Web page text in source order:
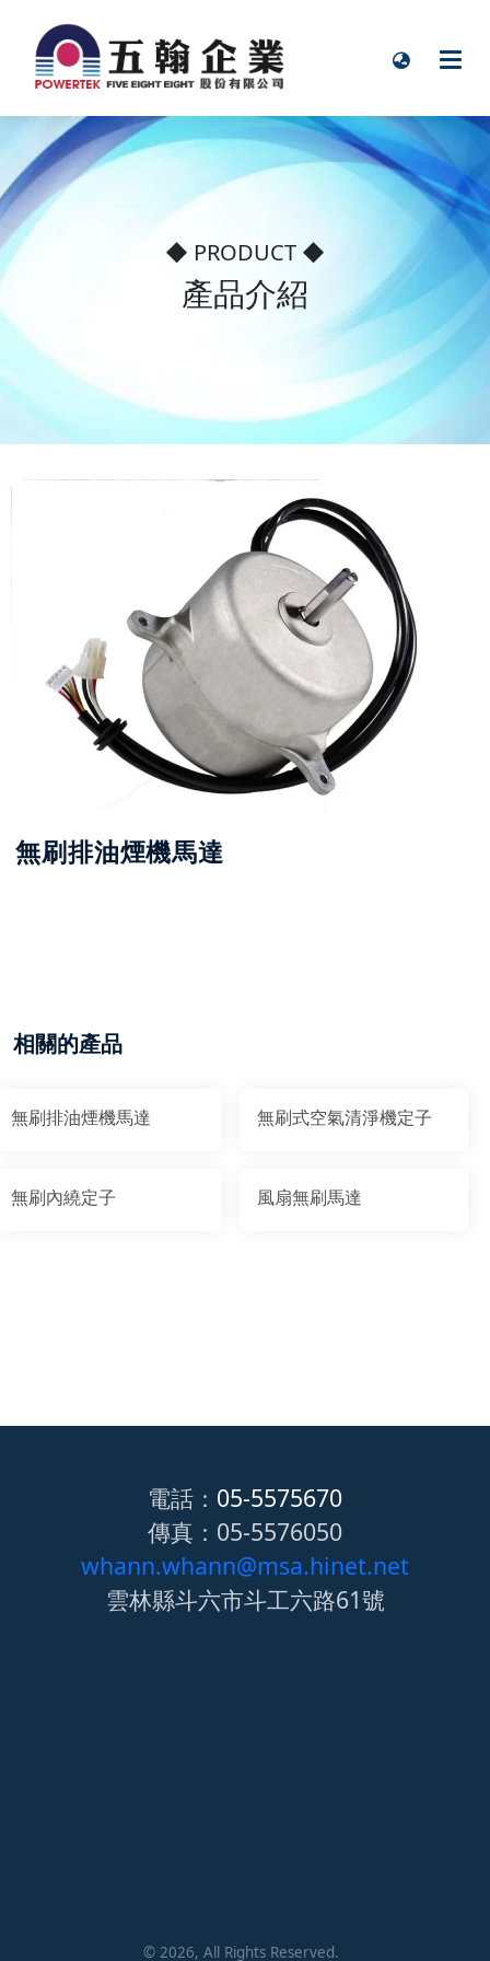
◆ PRODUCT ◆
產品介紹
無刷排油煙機馬達
相關的產品
無刷排油煙機馬達 無刷式空氣清淨機定子
無刷內繞定子 風扇無刷馬達
電話： 05-5575670
傳真：05-5576050
whann.whann@msa.hinet.net
雲林縣斗六市斗工六路61號
© 2026, All Rights Reserved.